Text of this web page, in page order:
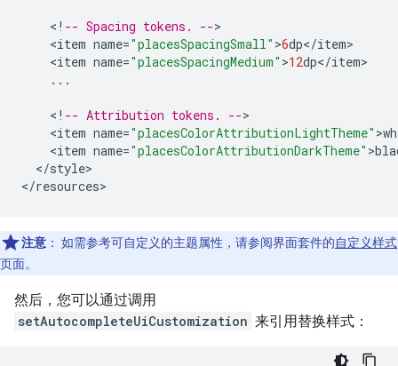
< ! -- Spacing tokens. --
<item name="placesSpacingSmall" >6dp</item
<item name="placesSpacingMedium" >12dp</item
...
< ! -- Attribution tokens. --
<item name="placesColorAttributionLightTheme" >
<item name="placesColorAttributionDarkTheme" >
</style>
</resources>
注意 ： 如需参考可自定义的主题属性，请参阅界面套件的自定义样式
页面。
然后，您可以通过调用
setAutocompleteUiCustomization 来引用替换样式：